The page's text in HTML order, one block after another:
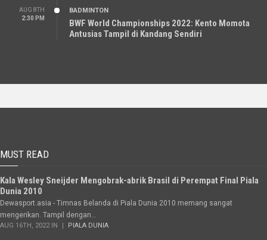
AUG 8TH
2:30 PM
BADMINTON
BWF World Championships 2022: Kento Momota
Antusias Tampil di Kandang Sendiri
MUST READ
Kala Wesley Sneijder Mengobrak-abrik Brasil di Perempat Final Piala
Dunia 2010
Dewasport.asia - Timnas Belanda di Piala Dunia 2010 memang sangat
mengerikan. Tampil dengan...
AUG 16TH, 2022 IN PIALA DUNIA